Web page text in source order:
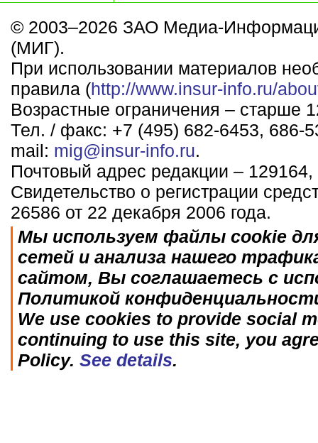
© 2003–2026 ЗАО Медиа-
(МИГ).
При использовании материалов
правила (http://www.insur-info.ru/
Возрастные ограничения – старше
Тел. / факс: +7 (495) 682-6453, 686-
mail: mig@insur-info.ru.
Почтовый адрес редакции –
Свидетельство о регистрации
26586 от 22 декабря 2006 года.
Мы используем файлы cookie
сетей и анализа нашего
сайтом, Вы соглашаетесь с
Политикой
We use cookies to provide social
continuing to use this site, you
Policy. See details.